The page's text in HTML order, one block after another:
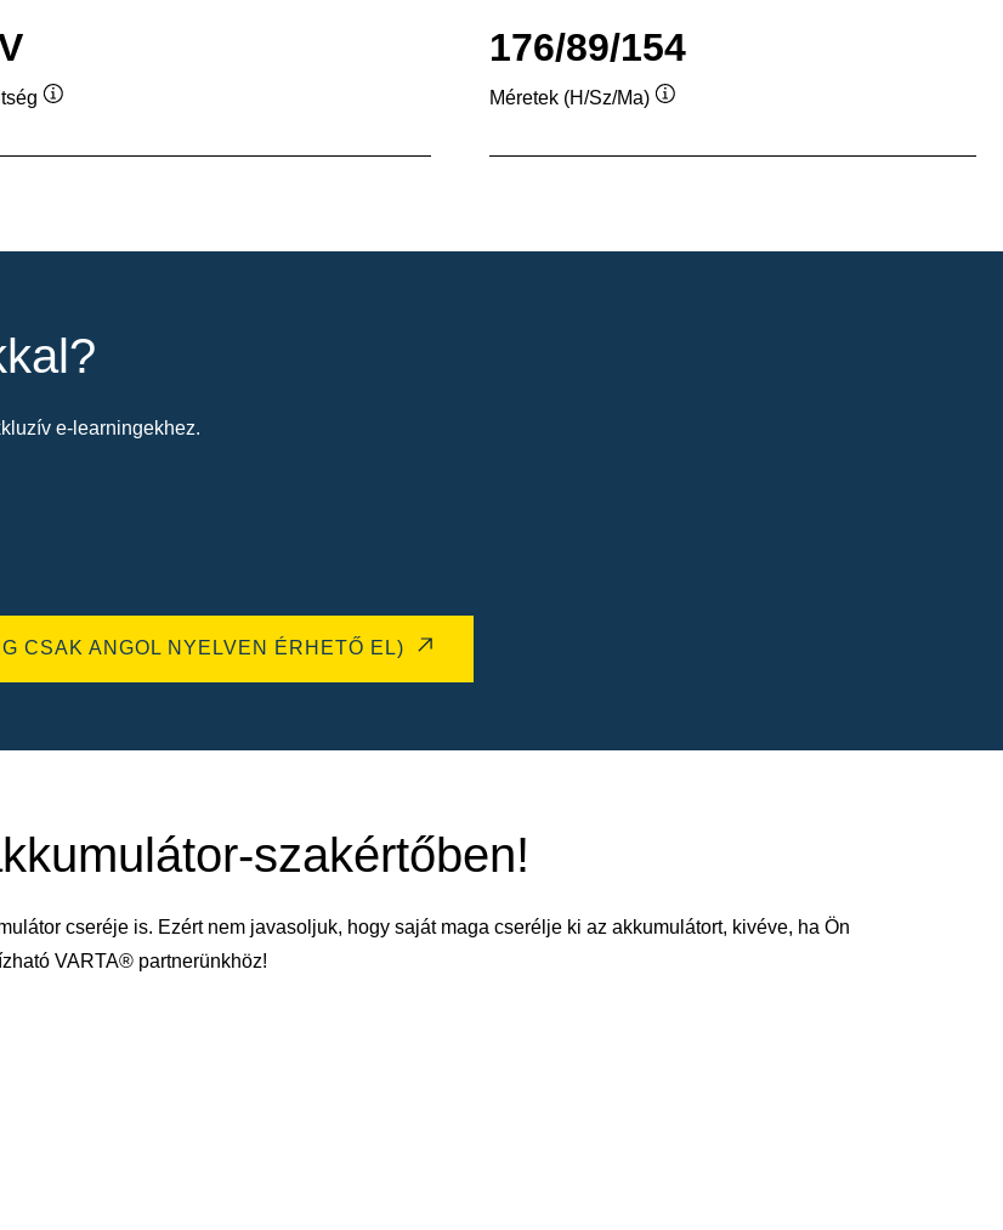
176/89/154
Méretek (H/Sz/Ma)
e-learningekhez.
CSAK ANGOL NYELVEN ÉRHETŐ EL)
szakértőben!
cseréje is. Ezért nem javasoljuk, hogy saját maga cserélje ki az akkumulátort, kivéve, ha Ön
VARTA® partnerünkhöz!